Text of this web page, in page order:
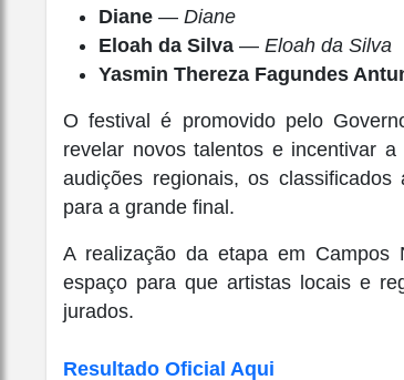
Diane — Diane
Eloah da Silva — Eloah da Silva
Yasmin Thereza Fagundes
O festival é promovido pelo
revelar novos talentos e incentivar
audições regionais, os
para a grande final.
A realização da etapa em Campos
espaço para que artistas locais e
jurados.
Resultado Oficial Aqui